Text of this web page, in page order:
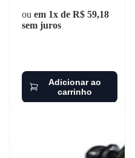
ou em 1x de R$ 59,18
sem juros
Adicionar ao
carrinho